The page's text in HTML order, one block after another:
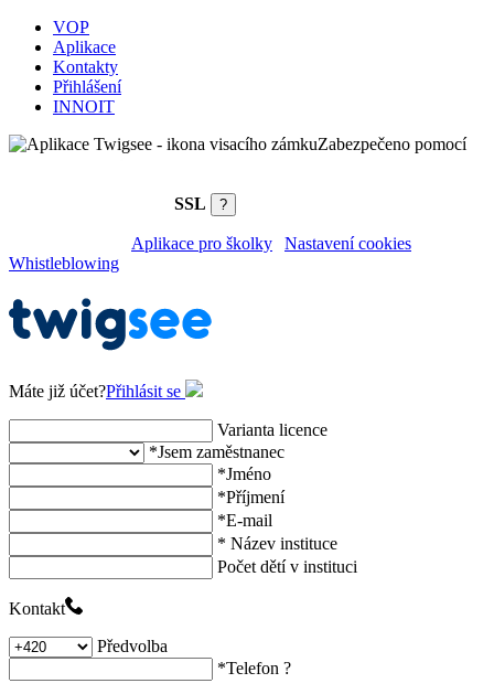
VOP
Aplikace
Kontakty
Přihlášení
INNOIT
Zabezpečeno pomocí
SSL ?
Aplikace pro školky Nastavení cookies
Whistleblowing
Máte již účet?Přihlásit se
Varianta licence
*Jsem zaměstnanec
*Jméno
*Příjmení
*E-mail
* Název instituce
Počet dětí v instituci
Kontakt
Předvolba
*Telefon ?